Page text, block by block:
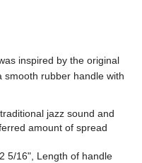
inspired by the original
smooth rubber handle with
jazz sound and
amount of spread
5/16", Length of handle